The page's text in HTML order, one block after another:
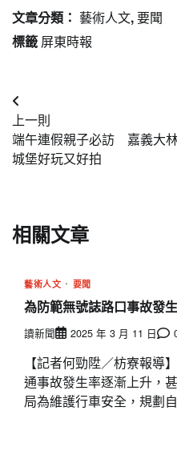
文章分類： 藝術人文,要聞
標籤 屏東時報
文
章
導
上一則
端午連假親子必訪 嘉義大
城堡好玩又好拍
相關文章
藝術人文 要聞
為防範無號誌路口事故發
讀新聞 2025 年 3 月 11 日
【記者何勁陞／枋寮報
通事故發生率逐漸上升，
局為維護行車安全，規劃